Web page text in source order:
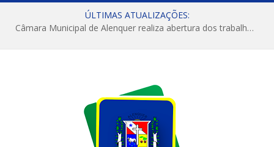
ÚLTIMAS ATUALIZAÇÕES:
Câmara Municipal de Alenquer realiza abertura dos trabalhos do 4º Período Legislativo